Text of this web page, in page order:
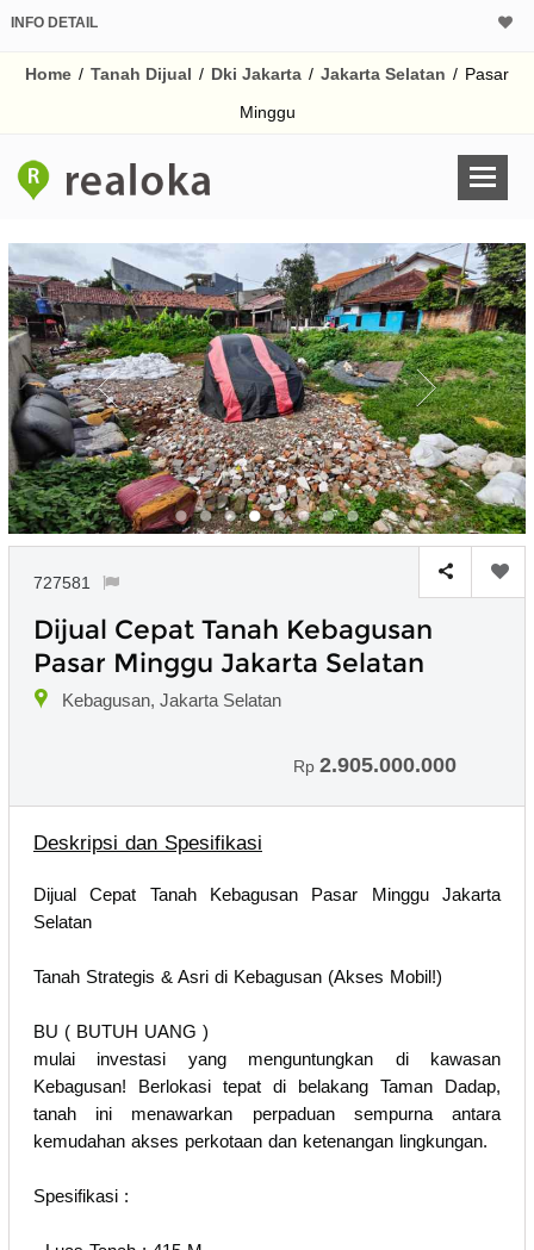
INFO DETAIL
Home / Tanah Dijual / Dki Jakarta / Jakarta Selatan / Pasar
Minggu
727581
Dijual Cepat Tanah Kebagusan
Pasar Minggu Jakarta Selatan
Kebagusan, Jakarta Selatan
Rp 2.905.000.000
Deskripsi dan Spesifikasi
Dijual Cepat Tanah Kebagusan Pasar Minggu Jakarta
Selatan
Tanah Strategis & Asri di Kebagusan (Akses Mobil!)
BU ( BUTUH UANG )
mulai investasi yang menguntungkan di kawasan
Kebagusan! Berlokasi tepat di belakang Taman Dadap,
tanah ini menawarkan perpaduan sempurna antara
kemudahan akses perkotaan dan ketenangan lingkungan.
Spesifikasi :
% /th
Untuk hasil simulasi
pada kotak-
Simpan